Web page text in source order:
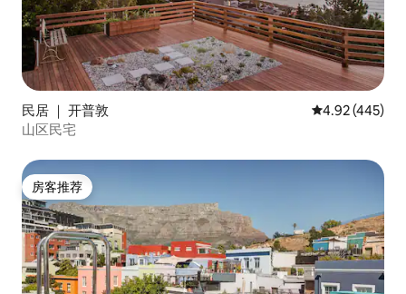
民居 ｜ 开普敦 平均评分 4.92
4.92 (445)
山区民宅
房客推荐
房客推荐